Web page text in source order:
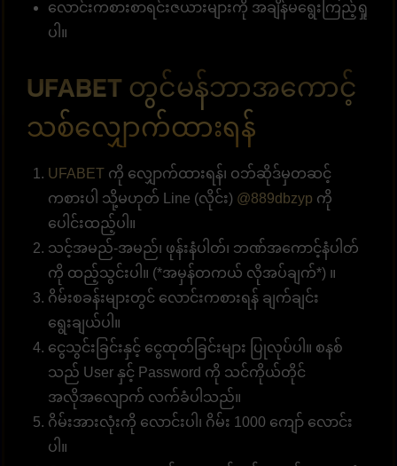
လောင်းကစားစာရင်းဇယားများကို အချိန်မရွေးကြည့်ရှု
ပါ။
UFABET တွင်မန်ဘာအကောင့်
သစ်လျှောက်ထားရန်
UFABET ကို လျှောက်ထားရန်၊ ဝဘ်ဆိုဒ်မှတဆင့်
ကစားပါ သို့မဟုတ် Line (လိုင်း) @889dbzyp ကို
ပေါင်းထည့်ပါ။
သင့်အမည်-အမည်၊ ဖုန်းနံပါတ်၊ ဘဏ်အကောင့်နံပါတ်
ကို ထည့်သွင်းပါ။ (*အမှန်တကယ် လိုအပ်ချက်*) ။
ဂိမ်းစခန်းများတွင် လောင်းကစားရန် ချက်ချင်း
ရွေးချယ်ပါ။
ငွေသွင်းခြင်းနှင့် ငွေထုတ်ခြင်းများ ပြုလုပ်ပါ။ စနစ်
သည် User နှင့် Password ကို သင်ကိုယ်တိုင်
အလိုအလျောက် လက်ခံပါသည်။
ဂိမ်းအားလုံးကို လောင်းပါ၊ ဂိမ်း 1000 ကျော် လောင်း
ပါ။